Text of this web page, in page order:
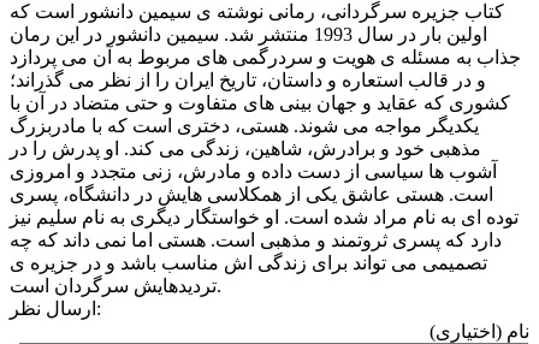
کتاب جزیره سرگردانی، رمانی نوشته ی سیمین دانشور است که
اولین بار در سال 1993 منتشر شد. سیمین دانشور در این رمان
جذاب به مسئله ی هویت و سردرگمی های مربوط به آن می پردازد
و در قالب استعاره و داستان، تاریخ ایران را از نظر می گذراند؛
کشوری که عقاید و جهان بینی های متفاوت و حتی متضاد در آن با
یکدیگر مواجه می شوند. هستی، دختری است که با مادربزرگ
مذهبی خود و برادرش، شاهین، زندگی می کند. او پدرش را در
آشوب ها سیاسی از دست داده و مادرش، زنی متجدد و امروزی
است. هستی عاشق یکی از همکلاسی هایش در دانشگاه، پسری
توده ای به نام مراد شده است. او خواستگار دیگری به نام سلیم نیز
دارد که پسری ثروتمند و مذهبی است. هستی اما نمی داند که چه
تصمیمی می تواند برای زندگی اش مناسب باشد و در جزیره ی
تردیدهایش سرگردان است.
ارسال نظر:
نام (اختیاری)